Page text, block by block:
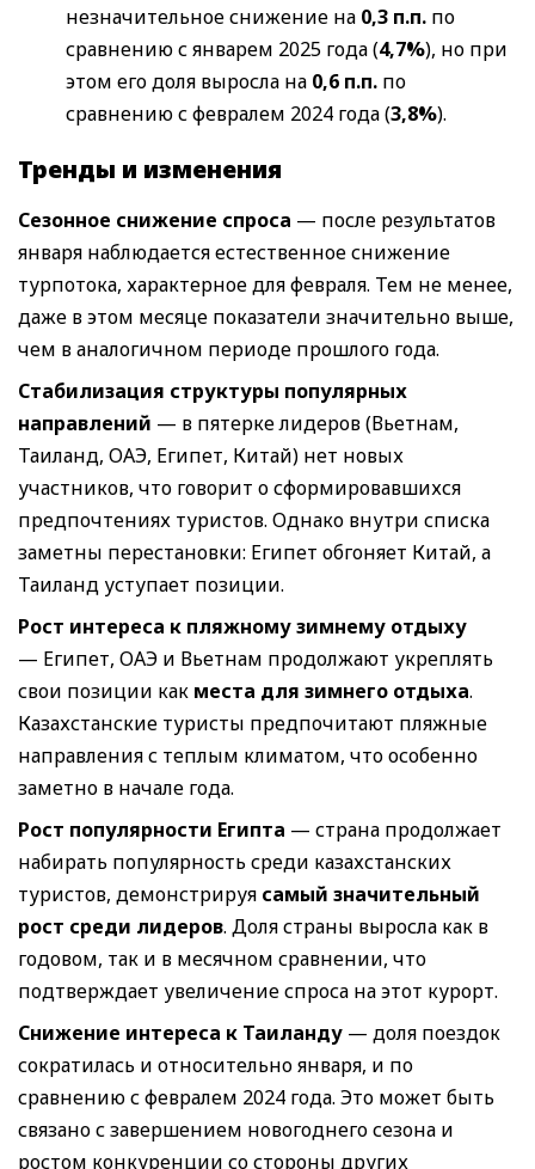
незначительное снижение на 0,3 п.п. по
сравнению с январем 2025 года (4,7%), но при
этом его доля выросла на 0,6 п.п. по
сравнению с февралем 2024 года (3,8%).
Тренды и изменения
Сезонное снижение спроса — после результатов
января наблюдается естественное снижение
турпотока, характерное для февраля. Тем не менее,
даже в этом месяце показатели значительно выше,
чем в аналогичном периоде прошлого года.
Стабилизация структуры популярных
направлений — в пятерке лидеров (Вьетнам,
Таиланд, ОАЭ, Египет, Китай) нет новых
участников, что говорит о сформировавшихся
предпочтениях туристов. Однако внутри списка
заметны перестановки: Египет обгоняет Китай, а
Таиланд уступает позиции.
Рост интереса к пляжному зимнему отдыху
— Египет, ОАЭ и Вьетнам продолжают укреплять
свои позиции как места для зимнего отдыха.
Казахстанские туристы предпочитают пляжные
направления с теплым климатом, что особенно
заметно в начале года.
Рост популярности Египта — страна продолжает
набирать популярность среди казахстанских
туристов, демонстрируя самый значительный
рост среди лидеров. Доля страны выросла как в
годовом, так и в месячном сравнении, что
подтверждает увеличение спроса на этот курорт.
Снижение интереса к Таиланду — доля поездок
сократилась и относительно января, и по
сравнению с февралем 2024 года. Это может быть
связано с завершением новогоднего сезона и
ростом конкуренции со стороны других